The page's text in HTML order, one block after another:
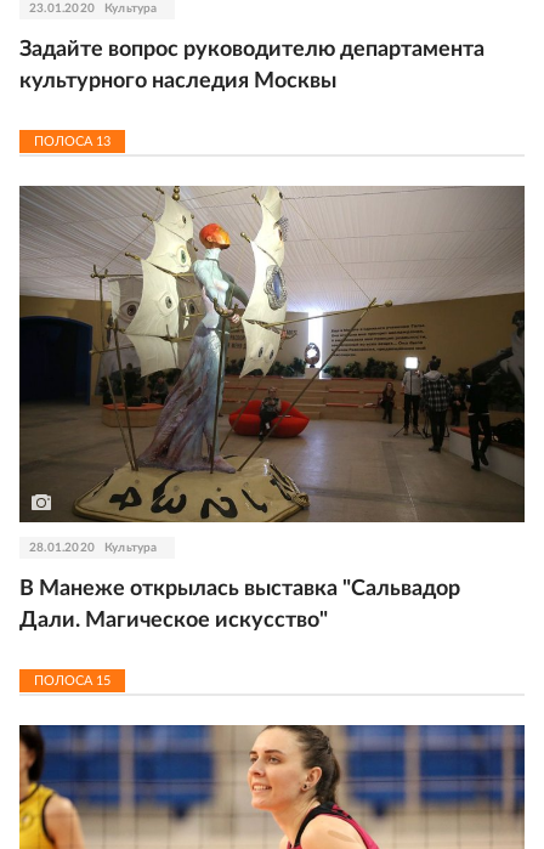
23.01.2020 Культура
Задайте вопрос руководителю департамента
культурного наследия Москвы
ПОЛОСА 13
28.01.2020 Культура
В Манеже открылась выставка "Сальвадор
Дали. Магическое искусство"
ПОЛОСА 15